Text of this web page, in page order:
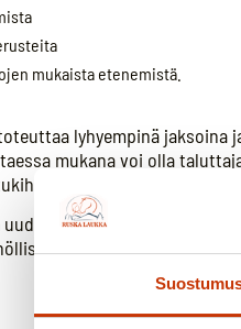
mukaista etenemistä.
lyhyempinä jaksoina
mukana voi olla
harrastuksen
harrastuspaikan